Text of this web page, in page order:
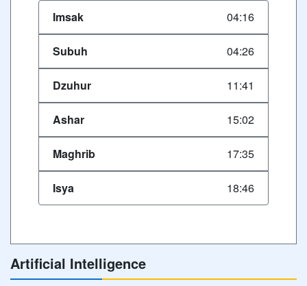
Imsak 04:16
Subuh 04:26
Dzuhur 11:41
Ashar 15:02
Maghrib 17:35
Isya 18:46
Artificial Intelligence